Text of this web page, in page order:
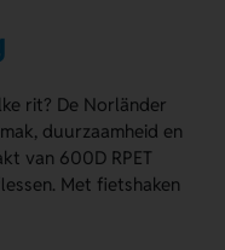
rit? De Norländer
duurzaamheid en
van 600D RPET
Met fietshaken
berg je veilig op.